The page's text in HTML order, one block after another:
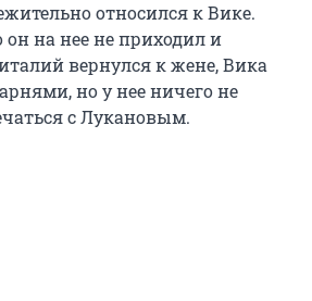
относился к Вике.
он на нее не приходил и
вернулся к жене, Вика
но у нее ничего не
с Лукановым.